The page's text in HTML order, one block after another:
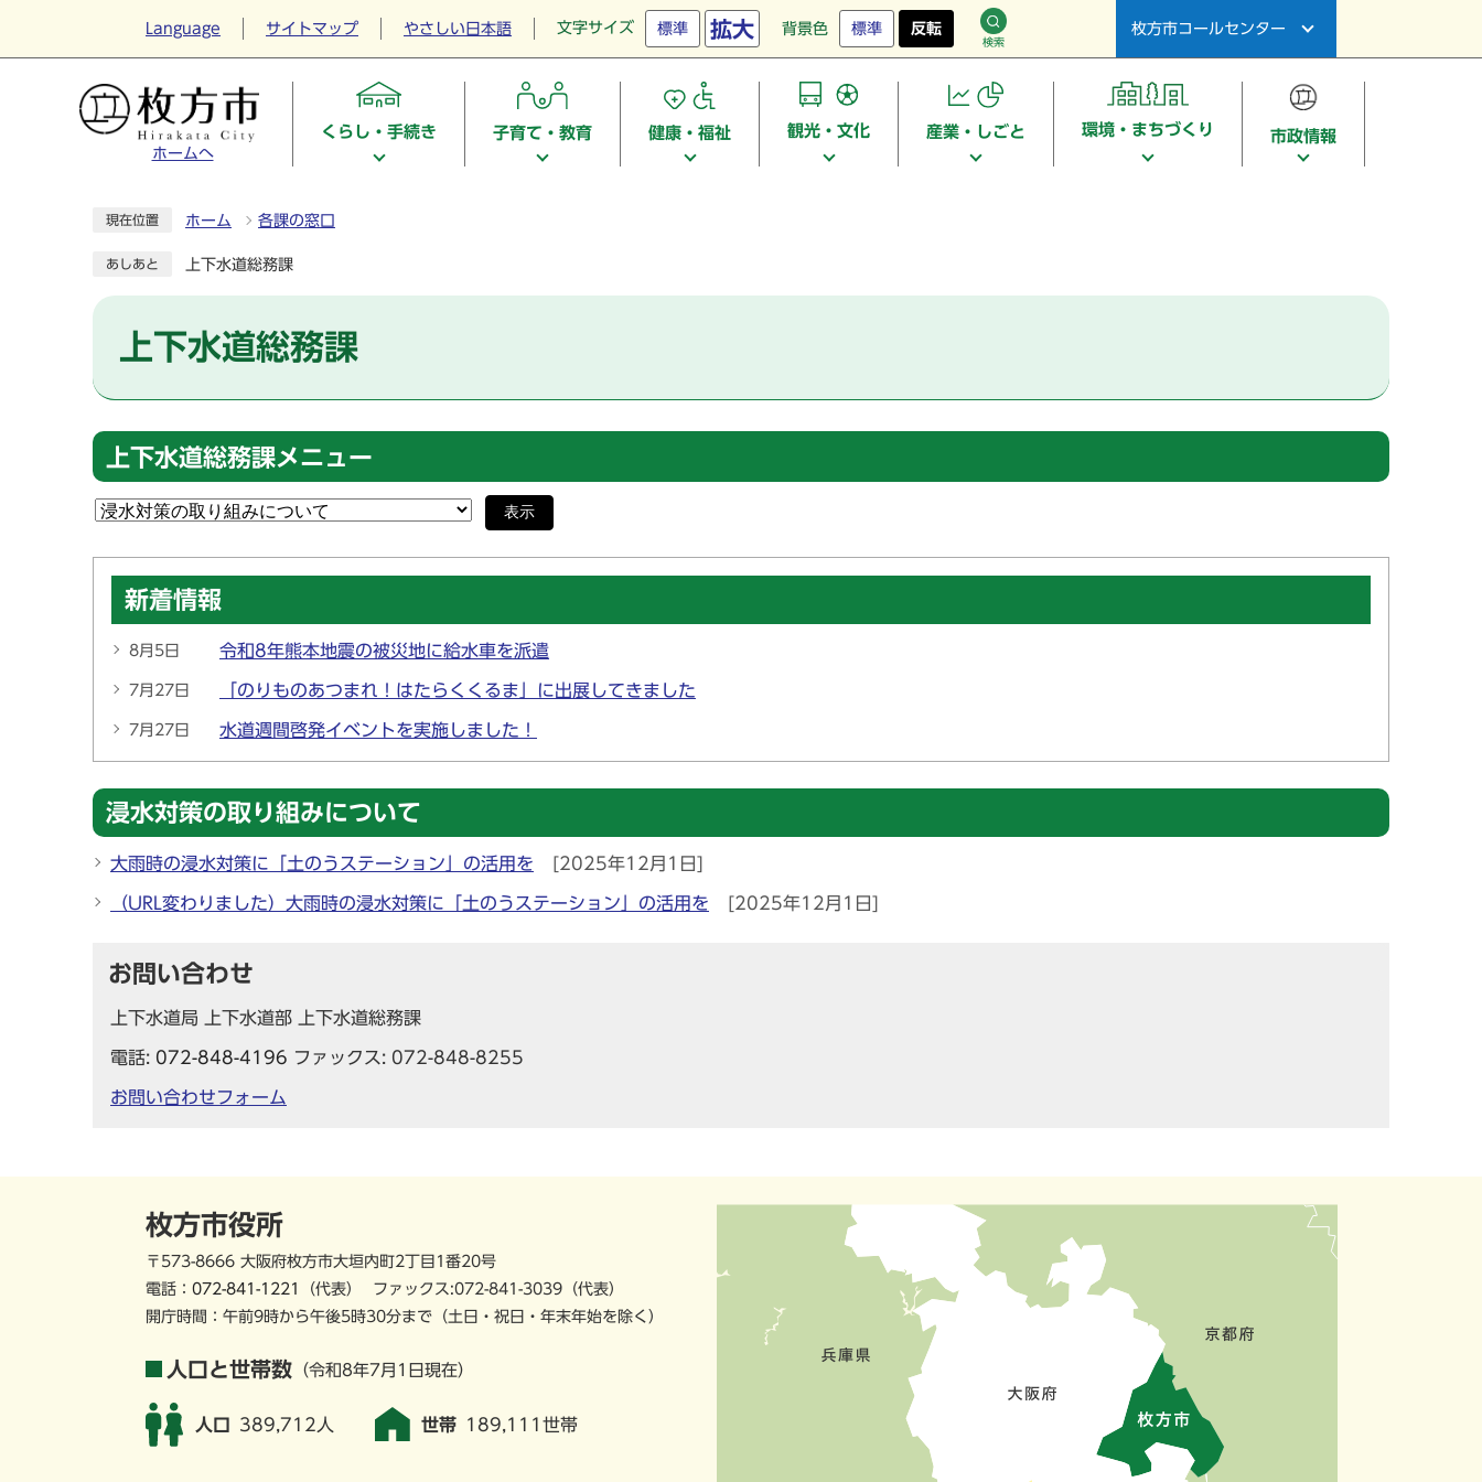
Language サイトマップ やさしい日本語 文字サイズ 標準 拡大 背景色 標準 反転
検索
枚方市コールセンター
ホームへ
くらし・手続き 子育て・教育 健康・福祉 観光・文化 産業・しごと 環境・まちづくり 市政情報
現在位置 ホーム 各課の窓口
あしあと 上下水道総務課
上下水道総務課
上下水道総務課メニュー
表示
新着情報
8月5日 令和8年熊本地震の被災地に給水車を派遣
7月27日 「のりものあつまれ！はたらくくるま」に出展してきました
7月27日 水道週間啓発イベントを実施しました！
浸水対策の取り組みについて
大雨時の浸水対策に「土のうステーション」の活用を [2025年12月1日]
（URL変わりました）大雨時の浸水対策に「土のうステーション」の活用を [2025年12月1日]
お問い合わせ
上下水道局 上下水道部 上下水道総務課
電話: 072-848-4196 ファックス: 072-848-8255
お問い合わせフォーム
枚方市役所
〒573-8666 大阪府枚方市大垣内町2丁目1番20号
電話： 072-841-1221 （代表） ファックス:072-841-3039（代表）
開庁時間：午前9時から午後5時30分まで （土日・祝日・年末年始を除く）
人口と世帯数 （令和8年7月1日現在）
人口 389,712人 世帯 189,111世帯